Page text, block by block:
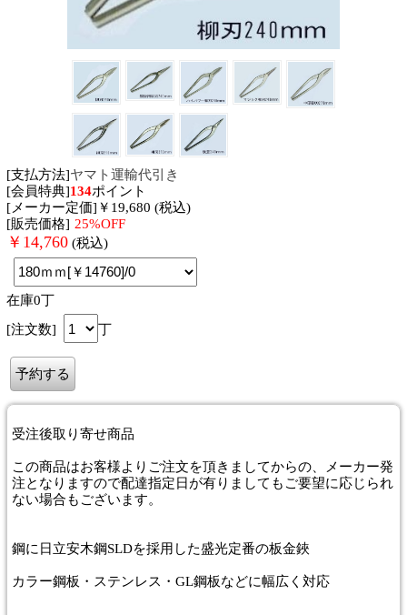
[支払方法]ヤマト運輸代引き
[会員特典]134ポイント
[メーカー定価]￥19,680 (税込)
[販売価格] 25%OFF
￥ 14,760 (税込)
在庫0丁
[注文数]
丁
受注後取り寄せ商品
この商品はお客様よりご注文を頂きましてからの、メーカー発
注となりますので配達指定日が有りましてもご要望に応じられ
ない場合もございます。
鋼に日立安木鋼SLDを採用した盛光定番の板金鋏
カラー鋼板・ステンレス・GL鋼板などに幅広く対応